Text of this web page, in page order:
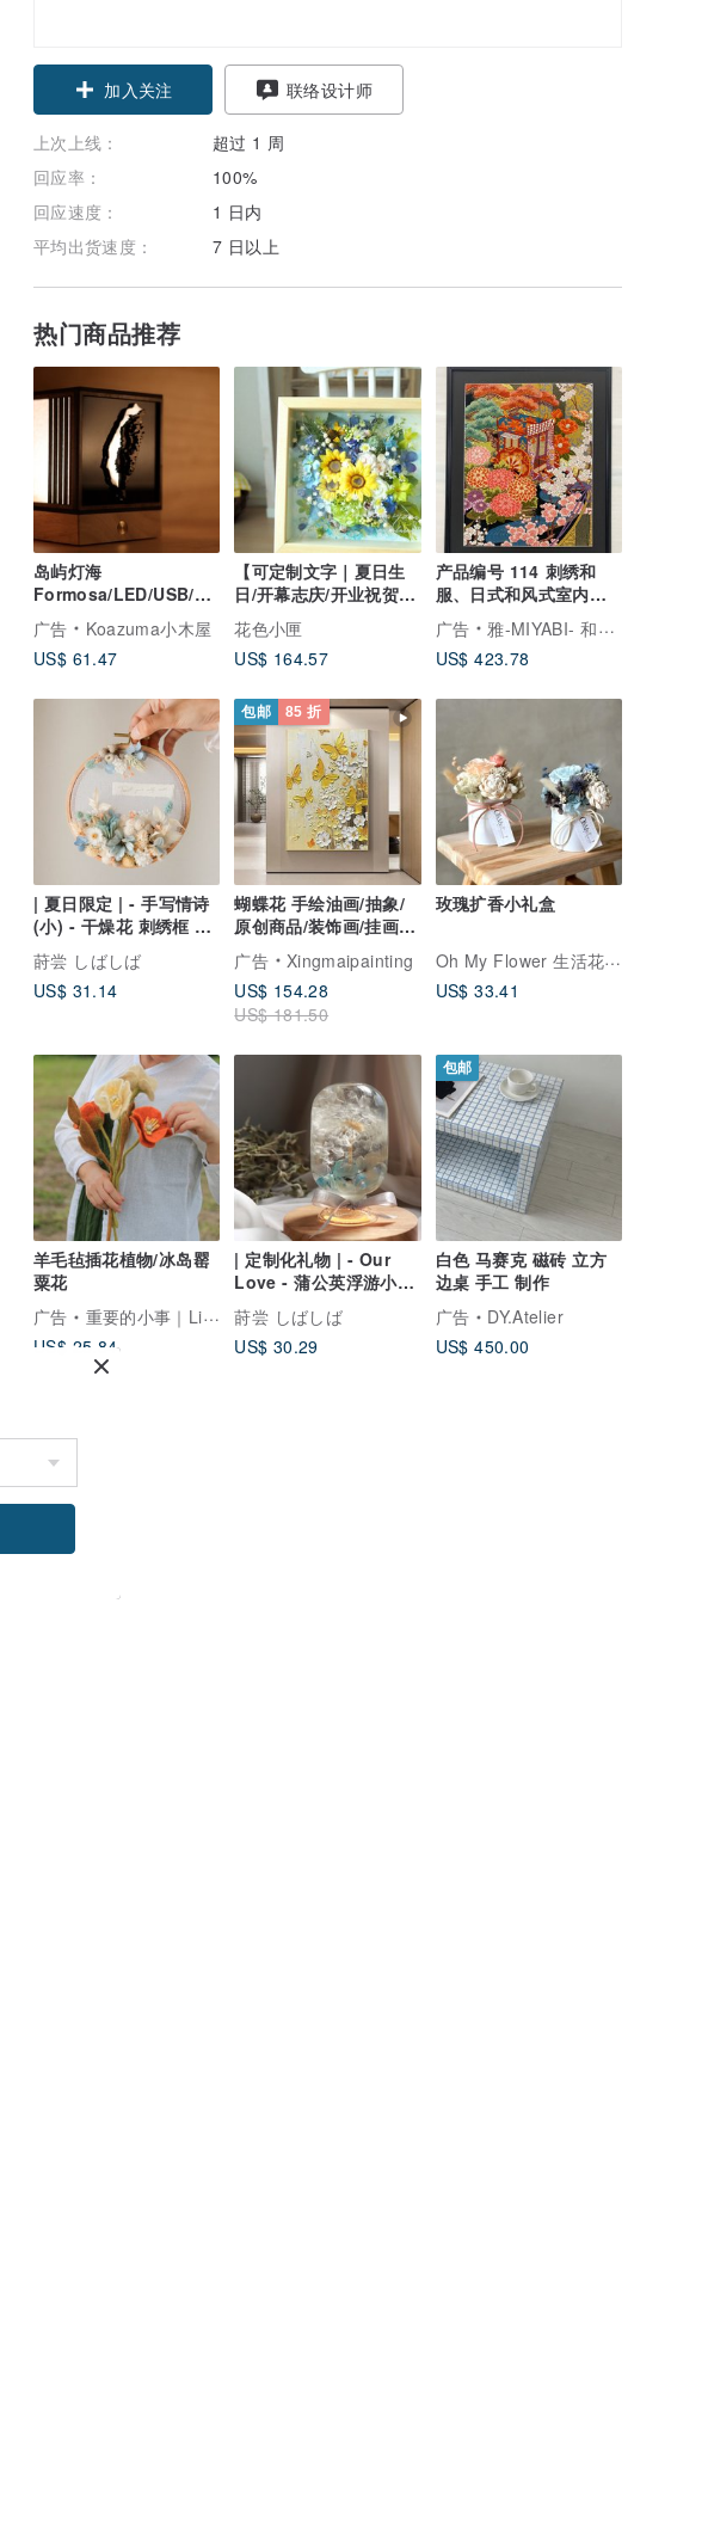
加入关注 联络设计师
上次上线：
超过 1 周
回应率：
100%
回应速度：
1 日内
平均出货速度：
7 日以上
热门商品推荐
岛屿灯海
Formosa/LED/USB/台
湾夜灯/礼赠品/伴手礼
广告
Koazuma小木屋
US$ 61.47
【可定制文字｜夏日生
日/开幕志庆/开业祝贺】
向日葵 季节限定永生花
与干燥花艺镜框
花色小匣
US$ 164.57
产品编号 114 刺绣和
服、日式和风式室内装
饰、皇家马车、流水图
案、礼物、结婚礼物、
乔迁礼物、长寿礼物、
广告
雅-MIYABI- 和服艺术裱框
US$ 423.78
| 夏日限定 | - 手写情诗
(小) - 干燥花 刺绣框 挂
饰 花圈 七夕
莳尝 しばしば
US$ 31.14
包邮 85 折
蝴蝶花 手绘油画/抽象/
原创商品/装饰画/挂画/
客厅/走廊/玄关挂画
广告
Xingmaipainting
US$ 154.28
US$ 181.50
玫瑰扩香小礼盒
Oh My Flower 生活花艺馆
US$ 33.41
羊毛毡插花植物/冰岛罂
粟花
广告
重要的小事｜Little Matter
US$ 25.84
| 定制化礼物 | - Our
Love - 蒲公英浮游小夜
灯 情人节礼盒
莳尝 しばしば
US$ 30.29
包邮
白色 马赛克 磁砖 立方
边桌 手工 制作
广告
DY.Atelier
US$ 450.00